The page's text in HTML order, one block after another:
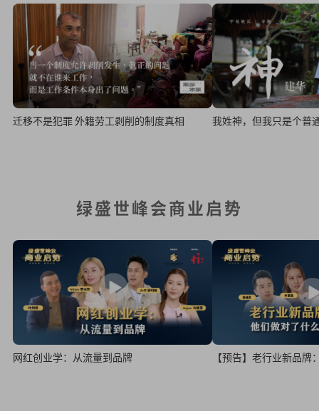
迁移不是犯罪 外籍劳工剥削的制度真相 我姓神，但我只是个普
绿盛世峰会商业启势
网红创业学：从流量到品牌 【预告】老行业新品